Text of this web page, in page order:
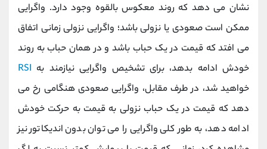
نشان می دهد که روند معکوس بالقوه وجود دارد. واگرایی
ممکن است صعودی یا نزولی باشد؛ واگرایی نزولی زمانی اتفاق
می افتد که قیمت در یک حباب باشد و در همان حباب به روند
خودش ادامه بدهد، برای تشخیص واگرایی نیازمند به RSI
خواهید شد، در طرف مقابل، واگرایی صعودی هنگامی رخ می
دهد که قیمت در یک حباب نزولی به قیمت به حرکت خودش
ادامه دهد، به طور کلی واگرایی را می توان بدون اندیکاتور نیز